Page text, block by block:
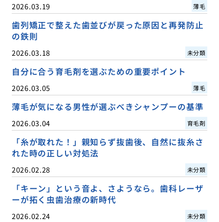
2026.03.19 薄毛
歯列矯正で整えた歯並びが戻った原因と再発防止
の鉄則
2026.03.18 未分類
自分に合う育毛剤を選ぶための重要ポイント
2026.03.05 薄毛
薄毛が気になる男性が選ぶべきシャンプーの基準
2026.03.04 育毛剤
「糸が取れた！」親知らず抜歯後、自然に抜糸さ
れた時の正しい対処法
2026.02.28 未分類
「キーン」という音よ、さようなら。歯科レーザ
ーが拓く虫歯治療の新時代
2026.02.24 未分類